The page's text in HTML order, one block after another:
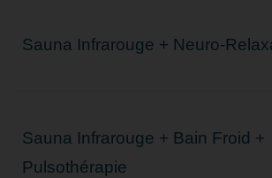
Sauna Infrarouge + Neuro-
Sauna Infrarouge + Bain Froid +
Pulsothérapie